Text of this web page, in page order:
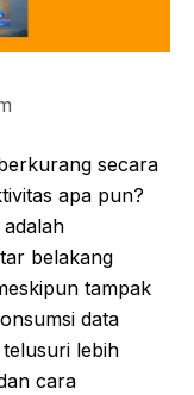
secara
apa pun?
belakang
tampak
data
lebih
cara